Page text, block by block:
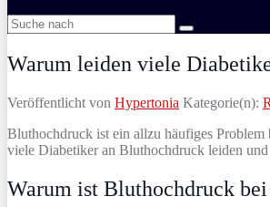
Warum leiden viele
Veröffentlicht von Hypertonia Kategorie(n):
Bluthochdruck ist ein allzu häufiges
viele Diabetiker an Bluthochdruck leiden
Warum ist Bluthochdruck